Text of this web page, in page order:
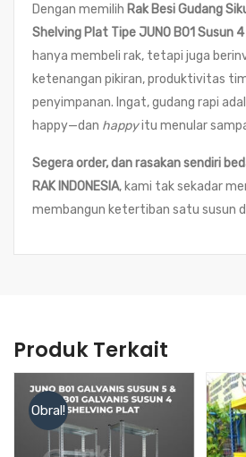
Dengan memilih Rak Besi Gudang
Shelving Plat Tipe JUNO B01 Susun
hanya membeli rak, tetapi juga
ketenangan pikiran, produktivitas
penyimpanan. Ingat, gudang rapi
happy—dan happyitu menular
Segera order, dan rasakan sendiri
RAK INDONESIA, kami tak sekadar
membangun ketertiban satu susun
Produk Terkait
Obral!